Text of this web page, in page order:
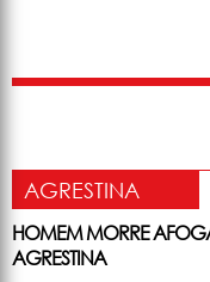
AGRESTINA
HOMEM MORRE
AGRESTINA